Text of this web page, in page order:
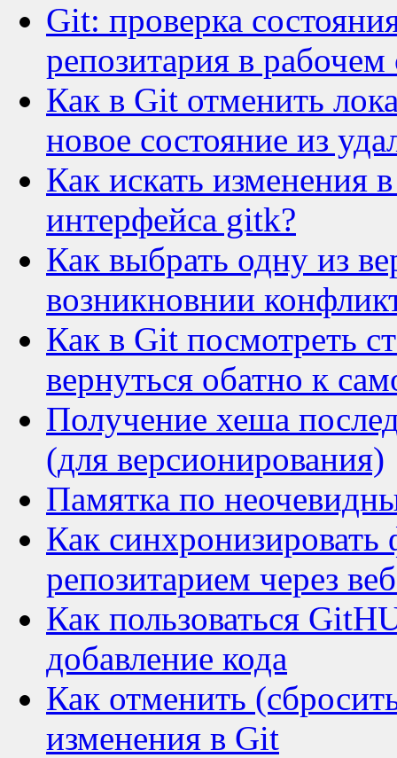
Git: проверка
репозитария в рабочем
Как в Git отменить
новое состояние из
Как искать
интерфейса gitk?
Как выбрать одну из
возникновнии
Как в Git посмотреть
вернуться обатно к
Получение хеша
(для версионирования)
Памятка по
Как
репозитарием через
Как пользоваться
добавление кода
Как отменить
изменения в Git